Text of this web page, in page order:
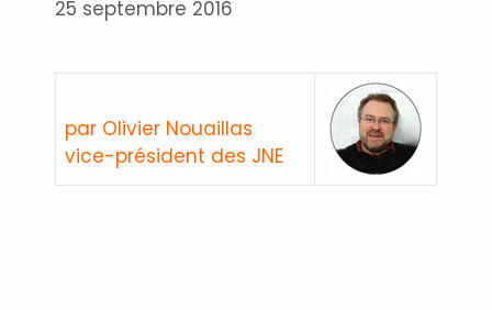
25 septembre 2016
par Olivier Nouaillas
vice-président des JNE